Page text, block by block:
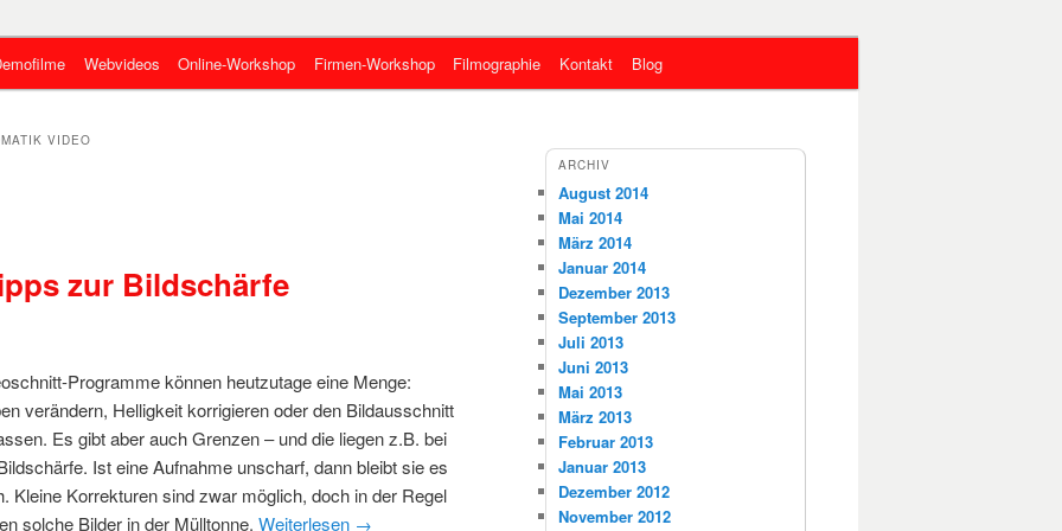
Videos
wie es geht
Webvideos Online-Workshop Firmen-Workshop Filmographie Kontakt Blog
VIDEO
zur Bildschärfe
Programme können heutzutage eine Menge:
verändern, Helligkeit korrigieren oder den Bildausschnitt
Es gibt aber auch Grenzen – und die liegen z.B. bei
Ist eine Aufnahme unscharf, dann bleibt sie es
Kleine Korrekturen sind zwar möglich, doch in der Regel
solche Bilder in der Mülltonne.Weiterlesen →
ARCHIV
August 2014
Mai 2014
März 2014
Januar 2014
Dezember 2013
September 2013
Juli 2013
Juni 2013
Mai 2013
März 2013
Februar 2013
Januar 2013
Dezember 2012
November 2012